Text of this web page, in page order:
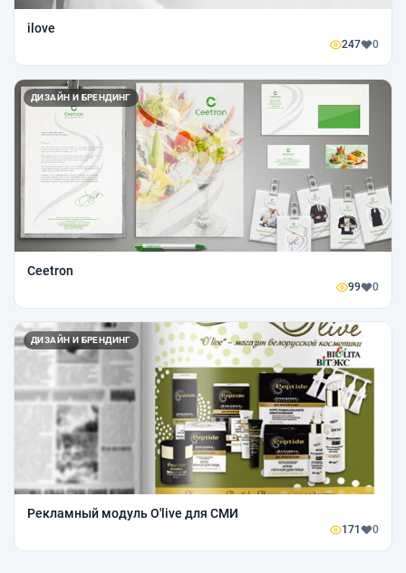
ilove
247 0
ДИЗАЙН И БРЕНДИНГ
Ceetron
99 0
ДИЗАЙН И БРЕНДИНГ
Рекламный модуль O'live для СМИ
171 0